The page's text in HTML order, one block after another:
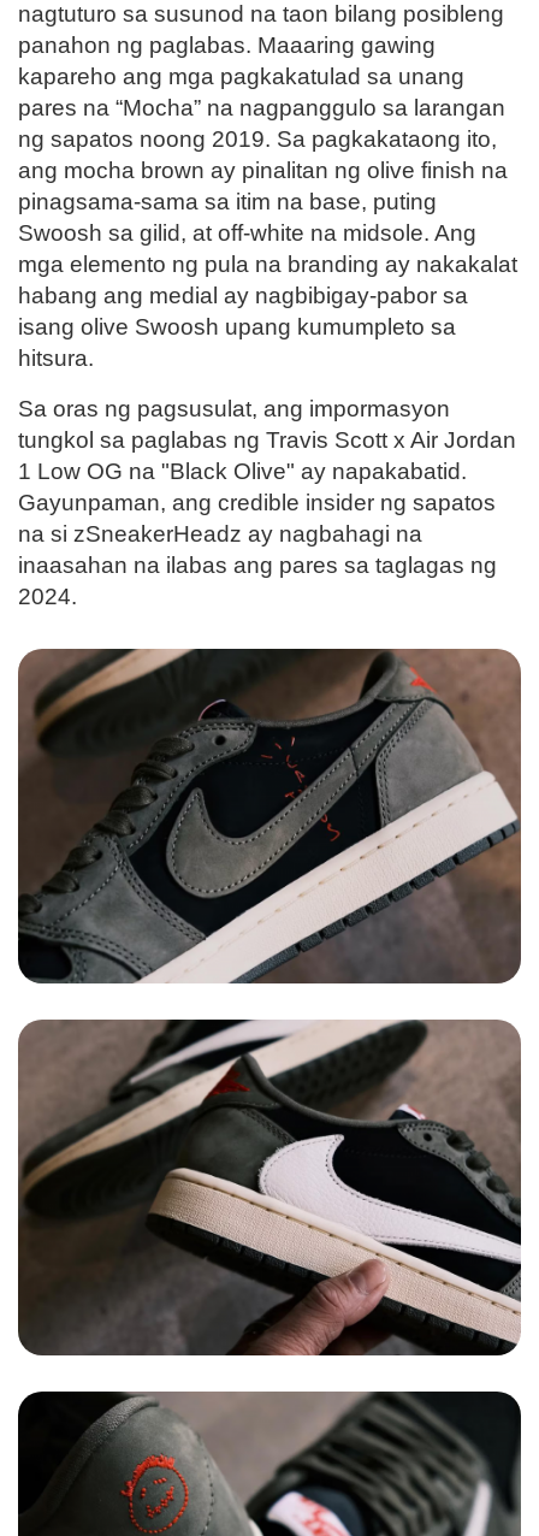
nagtuturo sa susunod na taon bilang posibleng
panahon ng paglabas. Maaaring gawing
kapareho ang mga pagkakatulad sa unang
pares na “Mocha” na nagpanggulo sa larangan
ng sapatos noong 2019. Sa pagkakataong ito,
ang mocha brown ay pinalitan ng olive finish na
pinagsama-sama sa itim na base, puting
Swoosh sa gilid, at off-white na midsole. Ang
mga elemento ng pula na branding ay nakakalat
habang ang medial ay nagbibigay-pabor sa
isang olive Swoosh upang kumumpleto sa
hitsura.
Sa oras ng pagsusulat, ang impormasyon
tungkol sa paglabas ng Travis Scott x Air Jordan
1 Low OG na "Black Olive" ay napakabatid.
Gayunpaman, ang credible insider ng sapatos
na si zSneakerHeadz ay nagbahagi na
inaasahan na ilabas ang pares sa taglagas ng
2024.